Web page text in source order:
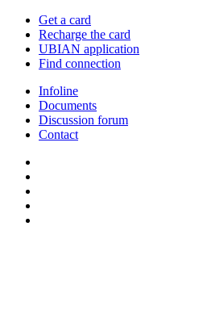
Get a card
Recharge the card
UBIAN application
Find connection
Infoline
Documents
Discussion forum
Contact